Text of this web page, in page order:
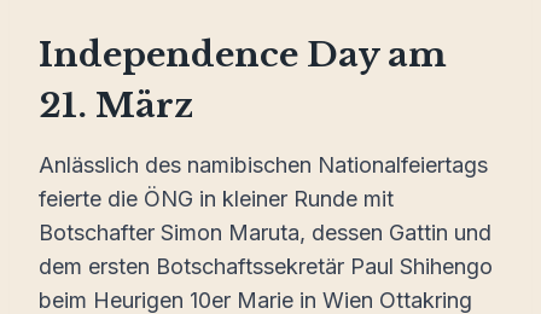
Independence Day am
21. März
Anlässlich des namibischen Nationalfeiertags
feierte die ÖNG in kleiner Runde mit
Botschafter Simon Maruta, dessen Gattin und
dem ersten Botschaftssekretär Paul Shihengo
beim Heurigen 10er Marie in Wien Ottakring